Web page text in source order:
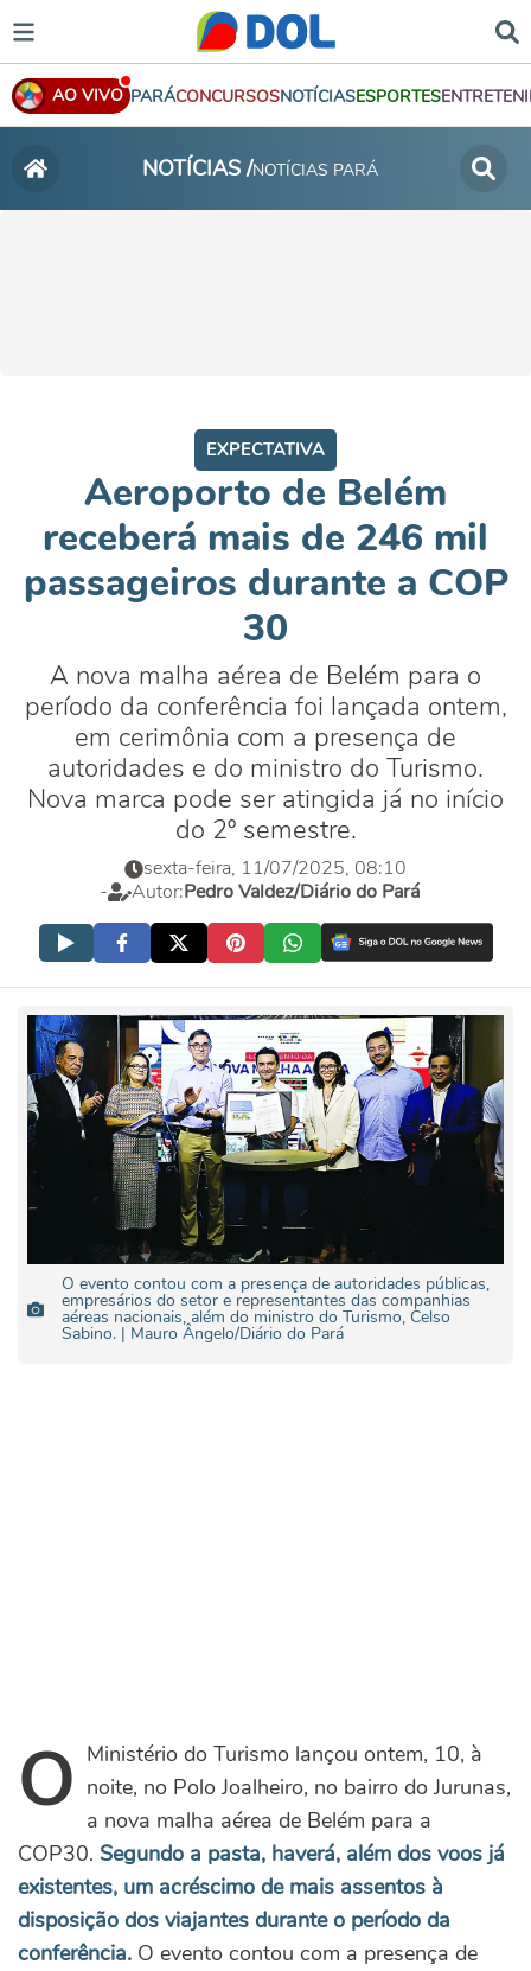
AO VIVO PARÁCONCURSOSNOTÍCIASESPORTES
NOTÍCIAS /NOTÍCIAS PARÁ
EXPECTATIVA
Aeroporto de Belém
receberá mais de 246 mil
passageiros durante a COP
30
A nova malha aérea de Belém para o
período da conferência foi lançada ontem,
em cerimônia com a presença de
autoridades e do ministro do Turismo.
Nova marca pode ser atingida já no início
do 2º semestre.
sexta-feira, 11/07/2025, 08:10
-
Autor:Pedro Valdez/Diário do Pará
O evento contou com a presença de autoridades públicas,
empresários do setor e representantes das companhias
aéreas nacionais, além do ministro do Turismo, Celso
Sabino. | Mauro Ângelo/Diário do Pará
O Ministério do Turismo lançou ontem, 10, à
noite, no Polo Joalheiro, no bairro do Jurunas,
a nova malha aérea de Belém para a
COP30. Segundo a pasta, haverá, além dos voos já
existentes, um acréscimo de mais assentos à
disposição dos viajantes durante o período da
conferência. O evento contou com a presença de